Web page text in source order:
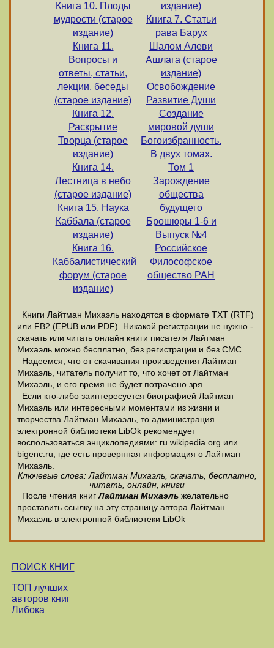
Книга 10. Плоды
мудрости (старое
издание)
Книга 11.
Вопросы и
ответы, статьи,
лекции, беседы
(старое издание)
Книга 12.
Раскрытие
Творца (старое
издание)
Книга 14.
Лестница в небо
(старое издание)
Книга 15. Наука
Каббала (старое
издание)
Книга 16.
Каббалистический
форум (старое
издание)
издание)
Книга 7. Статьи
рава Барух
Шалом Алеви
Ашлага (старое
издание)
Освобождение
Развитие Души
Создание
мировой души
Богоизбранность.
В двух томах.
Том 1
Зарождение
общества
будущего
Брошюры 1-6 и
Выпуск №4
Российское
Философское
общество РАН
Книги Лайтман Михаэль находятся в формате ТХТ (RTF)
или FB2 (EPUB или PDF). Никакой регистрации не нужно -
скачать или читать онлайн книги писателя Лайтман
Михаэль можно бесплатно, без регистрации и без СМС.
Надеемся, что от скачивания произведения Лайтман
Михаэль, читатель получит то, что хочет от Лайтман
Михаэль, и его время не будет потрачено зря.
Если кто-либо заинтересуется биографией Лайтман
Михаэль или интересными моментами из жизни и
творчества Лайтман Михаэль, то администрация
электронной библиотеки LibOk рекомендует
воспользоваться энциклопедиями: ru.wikipedia.org или
bigenc.ru, где есть провернная информация о Лайтман
Михаэль.
Ключевые слова: Лайтман Михаэль, скачать, бесплатно,
читать, онлайн, книги
После чтения книгЛайтман Михаэль желательно
проставить ссылку на эту страницу автора Лайтман
Михаэль в электронной библиотеки LibOk
ПОИСК КНИГ
ТОП лучших
авторов книг
Либока